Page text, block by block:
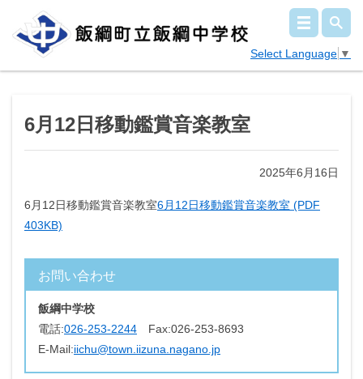
Select Language ▼
6月12日移動鑑賞音楽教室
2025年6月16日
6月12日移動鑑賞音楽教室6月12日移動鑑賞音楽教室 (PDF
403KB)
お問い合わせ
飯綱中学校
電話:026-253-2244 Fax:026-253-8693
E-Mail:iichu@town.iizuna.nagano.jp